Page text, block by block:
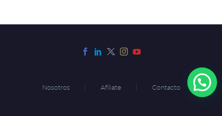
Nosotros Afíliate Contacto